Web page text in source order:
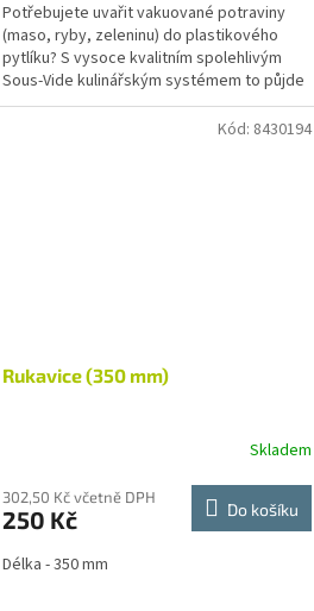
Potřebujete uvařit vakuované potraviny
(maso, ryby, zeleninu) do plastikového
pytlíku? S vysoce kvalitním spolehlivým
Sous-Vide kulinářským systémem to půjde
snadno. Jedná se o...
Rukavice (350 mm)
Skladem
302,50 Kč včetně DPH
250 Kč Do košíku
Délka - 350 mm
Kód: 8430194